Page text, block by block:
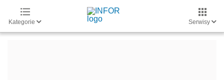
Kategorie Serwisy